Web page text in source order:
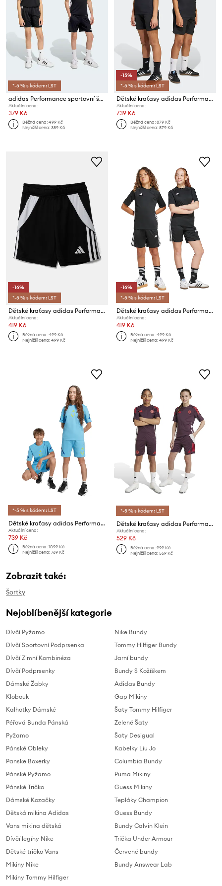
*-5 % s kódem: LST
adidas Performance sportovní šortky dětské
Aktuální cena:
379 Kč
Běžná cena:499 Kč
Nejnižší cena:389 Kč
-15%
*-5 % s kódem: LST
Dětské kraťasy adidas Performance
Aktuální cena:
739 Kč
Běžná cena:879 Kč
Nejnižší cena:879 Kč
-16%
*-5 % s kódem: LST
Dětské kraťasy adidas Performance
Aktuální cena:
419 Kč
Běžná cena:499 Kč
Nejnižší cena:499 Kč
-16%
*-5 % s kódem: LST
Dětské kraťasy adidas Performance
Aktuální cena:
419 Kč
Běžná cena:499 Kč
Nejnižší cena:499 Kč
*-5 % s kódem: LST
Dětské kraťasy adidas Performance MESSI
Aktuální cena:
739 Kč
Běžná cena:1099 Kč
Nejnižší cena:769 Kč
*-5 % s kódem: LST
Dětské kraťasy adidas Performance FCB TR SHO
Aktuální cena:
529 Kč
Běžná cena:999 Kč
Nejnižší cena:559 Kč
Zobrazit také:
Šortky
Nejoblíbenější kategorie
Dívčí Pyžamo
Dívčí Sportovní Podprsenka
Dívčí Zimní Kombinéza
Dívčí Podprsenky
Dámské Žabky
Klobouk
Kalhotky Dámské
Péřová Bunda Pánská
Pyžamo
Pánské Obleky
Panske Boxerky
Pánské Pyžamo
Pánské Tričko
Dámské Kozačky
Dětská mikina Adidas
Vans mikina dětská
Dívčí legíny Nike
Dětské tričko Vans
Mikiny Nike
Mikiny Tommy Hilfiger
Nike Bundy
Tommy Hilfiger Bundy
Jarní bundy
Bundy S Kožíškem
Adidas Bundy
Gap Mikiny
Šaty Tommy Hilfiger
Zelené Šaty
Šaty Desigual
Kabelky Liu Jo
Columbia Bundy
Puma Mikiny
Guess Mikiny
Tepláky Champion
Guess Bundy
Bundy Calvin Klein
Trička Under Armour
Červené bundy
Bundy Answear Lab